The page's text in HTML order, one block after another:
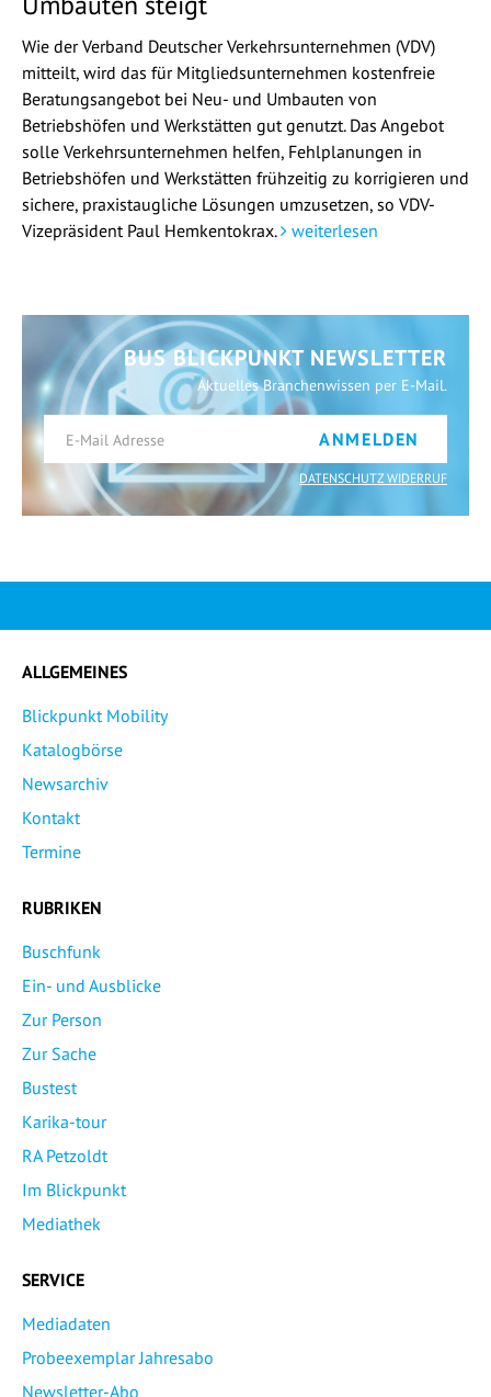
Wie der Verband Deutscher Verkehrsunternehmen (VDV)
mitteilt, wird das für Mitgliedsunternehmen kostenfreie
Beratungsangebot bei Neu- und Umbauten von
Betriebshöfen und Werkstätten gut genutzt. Das Angebot
solle Verkehrsunternehmen helfen, Fehlplanungen in
Betriebshöfen und Werkstätten frühzeitig zu korrigieren und
sichere, praxistaugliche Lösungen umzusetzen, so VDV-
Vizepräsident Paul Hemkentokrax.
weiterlesen
BUS BLICKPUNKT NEWSLETTER
Aktuelles Branchenwissen per E-Mail.
ANMELDEN
DATENSCHUTZ WIDERRUF
ALLGEMEINES
Blickpunkt Mobility
Katalogbörse
Newsarchiv
Kontakt
Termine
RUBRIKEN
Buschfunk
Ein- und Ausblicke
Zur Person
Zur Sache
Bustest
Karika-tour
RA Petzoldt
Im Blickpunkt
Mediathek
SERVICE
Mediadaten
Probeexemplar Jahresabo
Newsletter-Abo